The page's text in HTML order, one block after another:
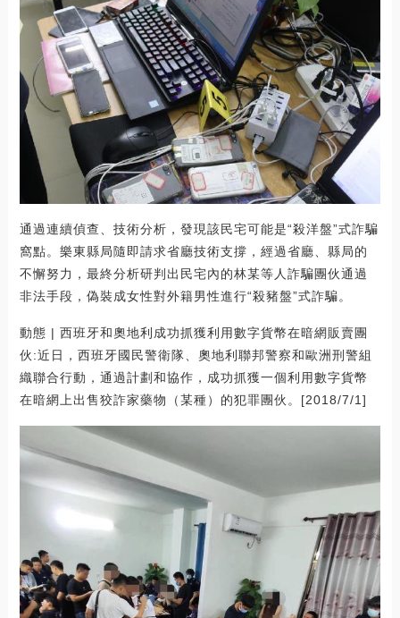
通過連續偵查、技術分析，發現該民宅可能是“殺洋盤”式詐騙
窩點。樂東縣局隨即請求省廳技術支撐，經過省廳、縣局的
不懈努力，最終分析研判出民宅內的林某等人詐騙團伙通過
非法手段，偽裝成女性對外籍男性進行“殺豬盤”式詐騙。
動態 | 西班牙和奧地利成功抓獲利用數字貨幣在暗網販賣團
伙:近日，西班牙國民警衛隊、奧地利聯邦警察和歐洲刑警組
織聯合行動，通過計劃和協作，成功抓獲一個利用數字貨幣
在暗網上出售狡詐家藥物（某種）的犯罪團伙。[2018/7/1]